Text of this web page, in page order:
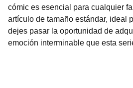
cómic es esencial para cualquier
artículo de tamaño estándar, ideal
dejes pasar la oportunidad de
emoción interminable que esta